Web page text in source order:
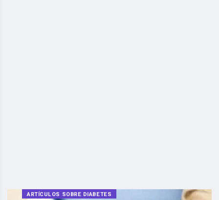
ARTÍCULOS SOBRE DIABETES